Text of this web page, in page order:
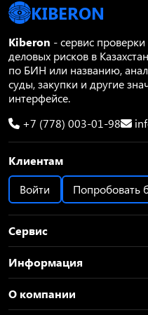
KIBERON
Kiberon - сервис
деловых рисков в
по БИН или названию,
суды, закупки и другие
интерфейсе.
+7 (778) 003-01-98
Клиентам
Войти
Попробовать
Сервис
Информация
О компании